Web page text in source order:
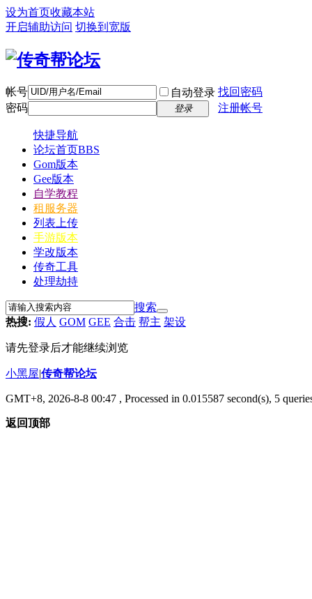
设为首页收藏本站
开启辅助访问 切换到宽版
帐号 自动登录 找回密码
密码
登录 注册帐号
快捷导航
论坛首页BBS
Gom版本
Gee版本
自学教程
租服务器
列表上传
手游版本
学改版本
传奇工具
处理劫持
搜索
热搜: 假人 GOM GEE 合击 帮主 架设
请先登录后才能继续浏览
小黑屋|传奇帮论坛
GMT+8, 2026-8-8 00:47 , Processed in 0.015587 second(s), 5
返回顶部